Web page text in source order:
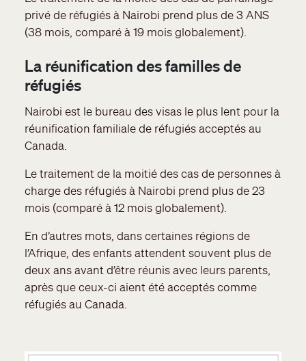
privé de réfugiés à Nairobi prend plus de 3 ANS
(38 mois, comparé à 19 mois globalement).
La réunification des familles de
réfugiés
Nairobi est le bureau des visas le plus lent pour la
réunification familiale de réfugiés acceptés au
Canada.
Le traitement de la moitié des cas de personnes à
charge des réfugiés à Nairobi prend plus de 23
mois (comparé à 12 mois globalement).
En d’autres mots, dans certaines régions de
l’Afrique, des enfants attendent souvent plus de
deux ans avant d’être réunis avec leurs parents,
après que ceux-ci aient été acceptés comme
réfugiés au Canada.